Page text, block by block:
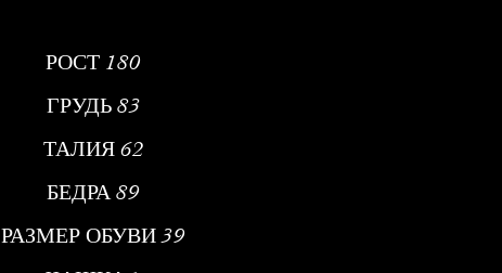
РОСТ 180
ГРУДЬ 83
ТАЛИЯ 62
БЕДРА 89
РАЗМЕР ОБУВИ 39